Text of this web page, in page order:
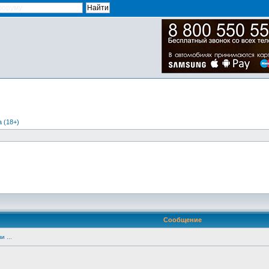
(18+)
Сообщение
...